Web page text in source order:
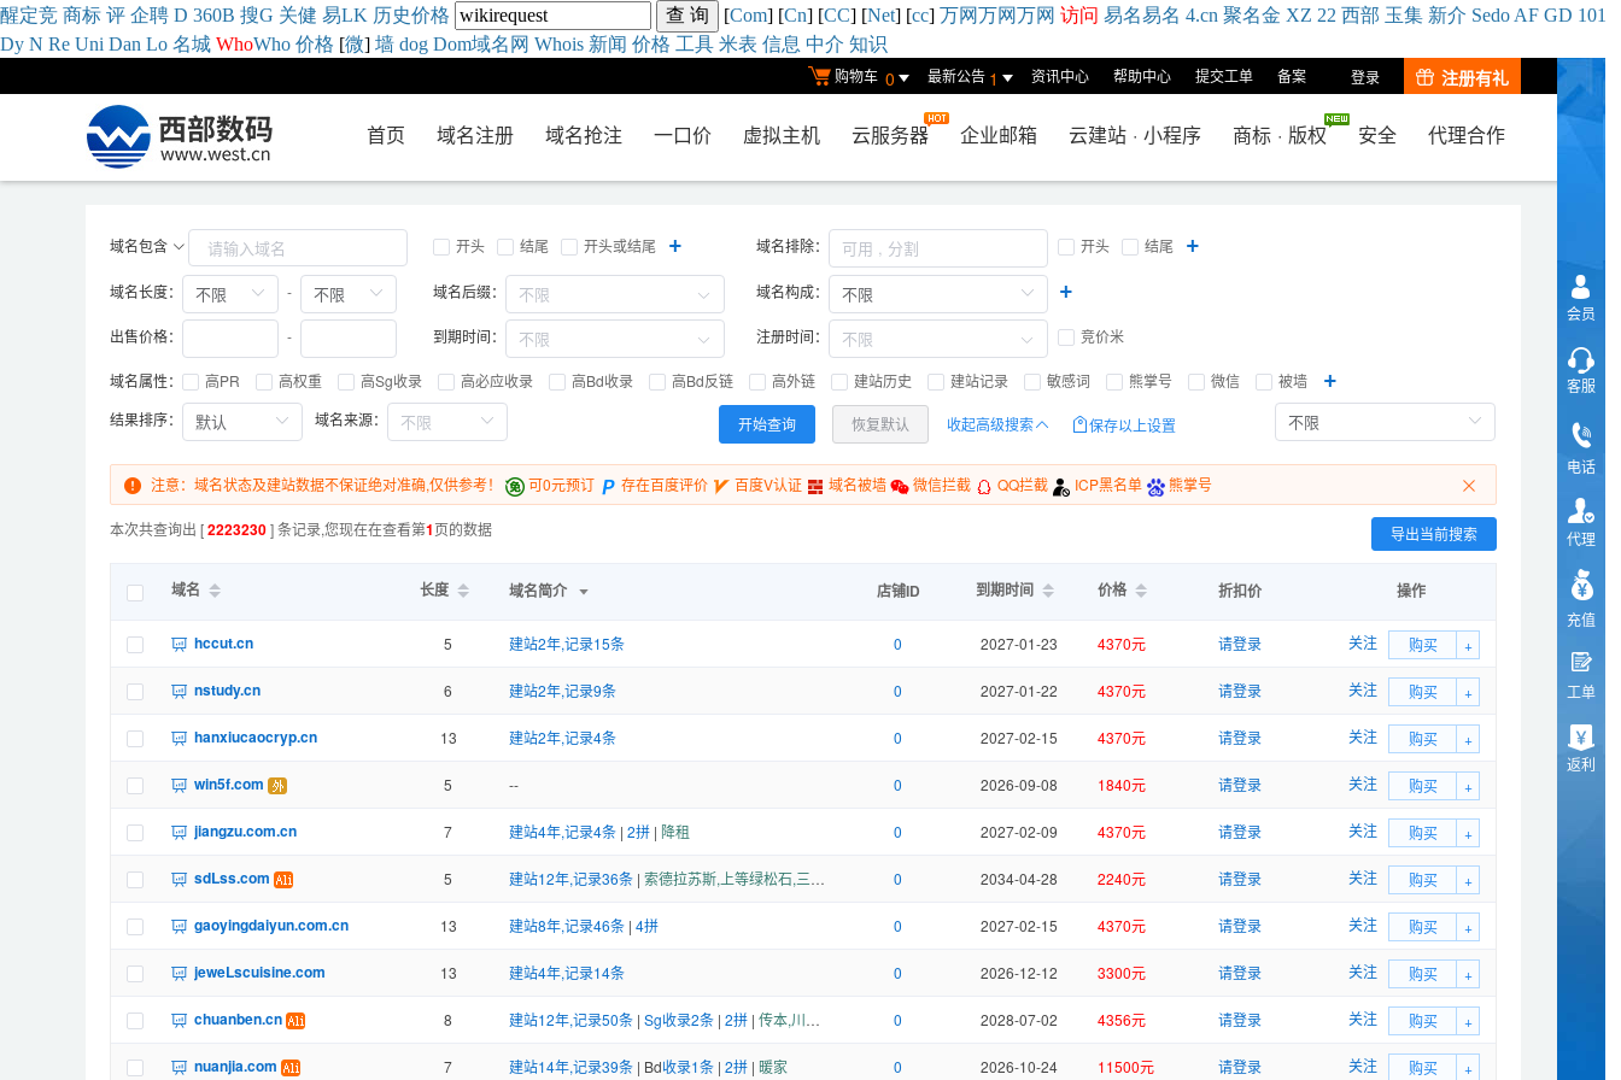
醒定竞 商标 评 企聘 D 360B 搜G 关健 易LK 历史价格 [Com] [Cn] [CC] [Net] [cc] 万网万网万网 访问 易名易名 4.cn 聚名金 XZ 22 西部 玉集 新介 Sedo AF GD 101
Dy N Re Uni Dan Lo 名城 WhoWho 价格 [微] 墙 dog Dom域名网 Whois 新闻 价格 工具 米表 信息 中介 知识